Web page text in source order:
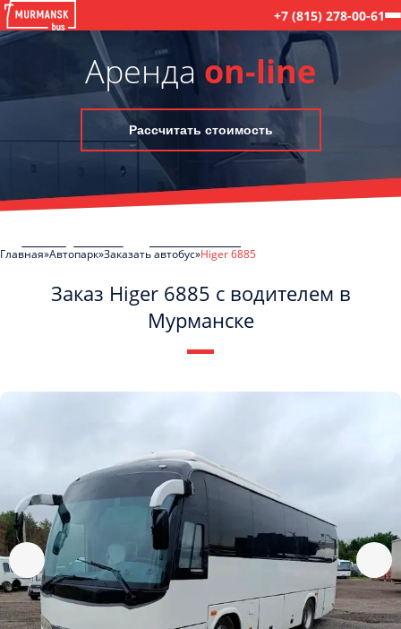
+7 (815) 278-00-61
Аренда on-line
Рассчитать стоимость
Главная Автопарк Заказать автобус Higer 6885
Заказ Higer 6885 с водителем в
Мурманске
Политикой конфиденциальности
ознакомлен(а), даю согласие на